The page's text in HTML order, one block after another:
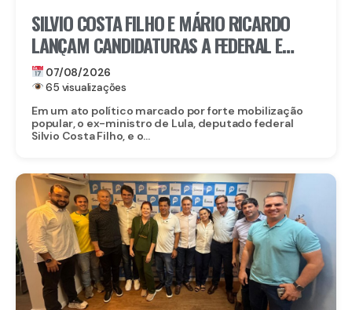
SILVIO COSTA FILHO E MÁRIO RICARDO
LANÇAM CANDIDATURAS A FEDERAL E
ESTADUAL EM IGARASSU COM APOIO DE
MIGUEL RICARDO
07/08/2026
65 visualizações
Em um ato político marcado por forte mobilização
popular, o ex-ministro de Lula, deputado federal
Silvio Costa Filho, e o...